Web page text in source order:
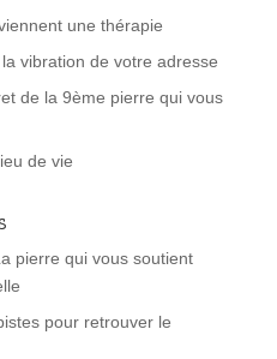
une thérapie
vibration de votre adresse
de la 9ème pierre qui vous
de vie
pierre qui vous soutient
pour retrouver le